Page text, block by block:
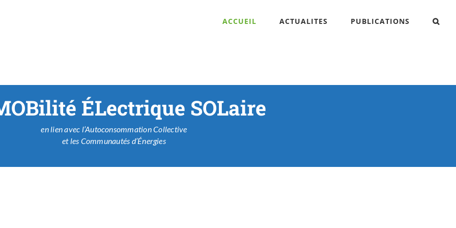
ACCUEIL ACTUALITES PUBLICATIONS
ÉLectrique SOLaire
en lien avec l’Autoconsommation Collective
et les Communautés d’Énergies